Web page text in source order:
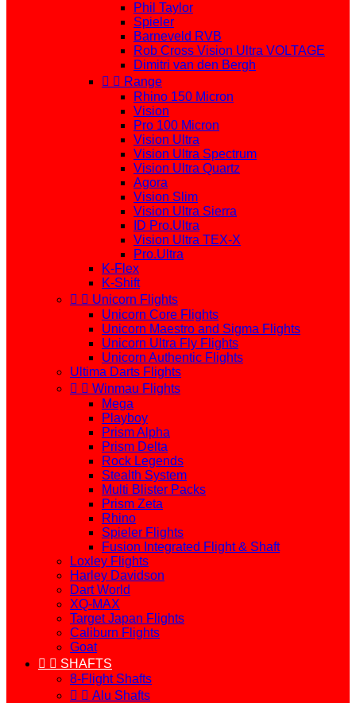
Phil Taylor
Spieler
Barneveld RVB
Rob Cross Vision Ultra VOLTAGE
Dimitri van den Bergh
  Range
Rhino 150 Micron
Vision
Pro 100 Micron
Vision Ultra
Vision Ultra Spectrum
Vision Ultra Quartz
Agora
Vision Slim
Vision Ultra Sierra
ID Pro.Ultra
Vision Ultra TEX-X
Pro.Ultra
K-Flex
K-Shift
  Unicorn Flights
Unicorn Core Flights
Unicorn Maestro and Sigma Flights
Unicorn Ultra Fly Flights
Unicorn Authentic Flights
Ultima Darts Flights
  Winmau Flights
Mega
Playboy
Prism Alpha
Prism Delta
Rock Legends
Stealth System
Multi Blister Packs
Prism Zeta
Rhino
Spieler Flights
Fusion Integrated Flight & Shaft
Loxley Flights
Harley Davidson
Dart World
XQ-MAX
Target Japan Flights
Caliburn Flights
Goat
  SHAFTS
8-Flight Shafts
  Alu Shafts